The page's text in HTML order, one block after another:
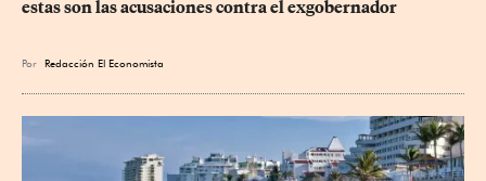
estas son las acusaciones contra el exgobernador
Por Redacción El Economista